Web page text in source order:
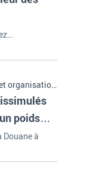
Douane à
poids
organisation